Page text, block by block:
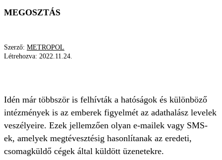
MEGOSZTÁS
Szerző: METROPOL
Létrehozva: 2022.11.24.
Idén már többször is felhívták a hatóságok és különböző
intézmények is az emberek figyelmét az adathalász levelek
veszélyeire. Ezek jellemzően olyan e-mailek vagy SMS-
ek, amelyek megtévesztésig hasonlítanak az eredeti,
csomagküldő cégek által küldött üzenetekre.